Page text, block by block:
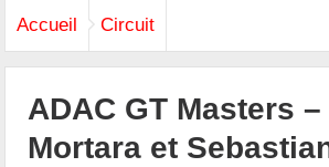
Accueil Circuit
ADAC GT Masters
Mortara et